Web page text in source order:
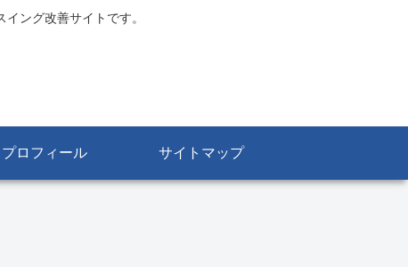
ング改善サイトです。
プロフィール サイトマップ